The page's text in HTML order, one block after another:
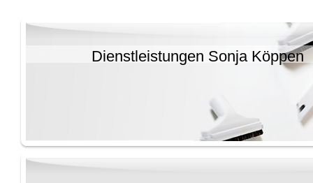
Dienstleistungen Sonja Köppen